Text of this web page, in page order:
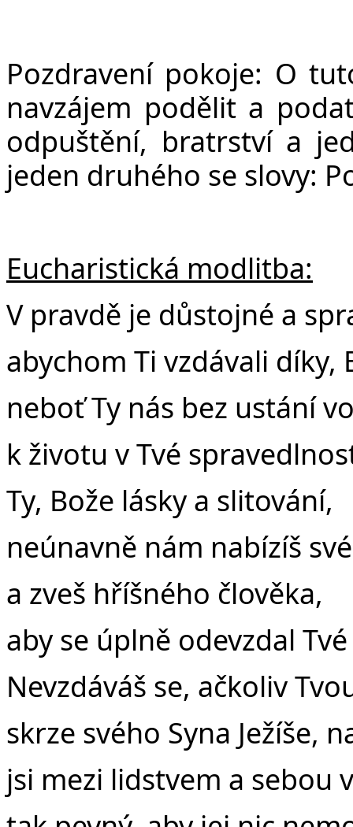
Pozdravení pokoje: O
navzájem podělit a
odpuštění, bratrství a
jeden druhého se slovy:
Eucharistická modlitba:
V pravdě je důstojné a
abychom Ti vzdávali díky,
neboť Ty nás bez ustání
k životu v Tvé
Ty, Bože lásky a slitování,
neúnavně nám nabízíš
a zveš hříšného člověka,
aby se úplně odevzdal
Nevzdáváš se, ačkoliv
skrze svého Syna Ježíše,
jsi mezi lidstvem a sebou